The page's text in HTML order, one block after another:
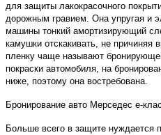
для защиты лакокрасочного
дорожным гравием. Она упругая и
машины тонкий амортизирующий
камушки отскакивать, не причиняя
пленку чаще называют
покраски автомобиля, на
ниже, поэтому она востребована.
Бронирование авто Мерседес е-
Больше всего в защите нуждается